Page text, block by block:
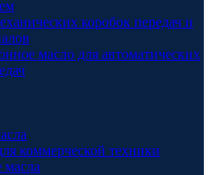
коробок передач и
масло для автоматических
коммерческой техники